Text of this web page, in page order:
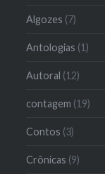
Algozes (7)
Antologias (1)
Autoral (12)
contagem (19)
Contos (3)
Crônicas (9)